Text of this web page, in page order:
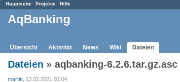
Hauptseite Projekte Hilfe
AqBanking
Übersicht Aktivität News Wiki Dateien
Dateien » aqbanking-6.2.6.tar.gz.asc
martin , 13.02.2021 02:04